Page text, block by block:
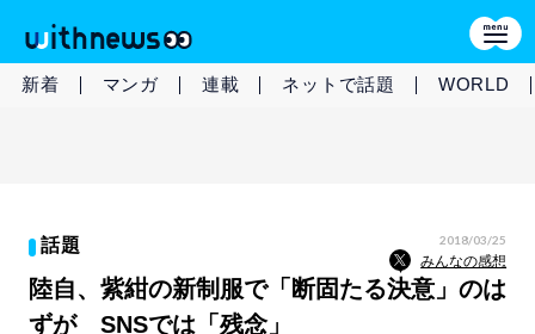
新着 マンガ 連載 ネットで話題 WORLD
話題 2018/03/25
みんなの感想
陸自、紫紺の新制服で「断固たる決意」のは
ずが SNSでは「残念」